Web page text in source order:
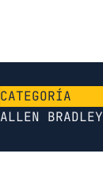
CATEGORÍA
ALLEN BRADLEY